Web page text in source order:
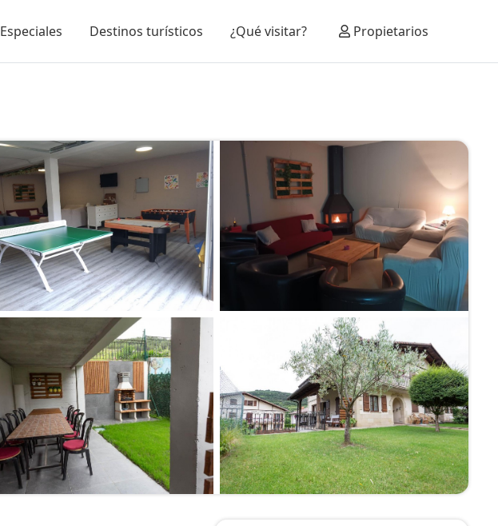
Especiales Destinos turísticos ¿Qué visitar? Propietarios